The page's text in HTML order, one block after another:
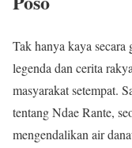
Tak hanya kaya secara
legenda dan cerita
masyarakat setempat.
tentang Ndae Rante,
mengendalikan air